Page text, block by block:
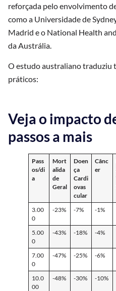
reforçada pelo envolvimento
como a Universidade de
Madrid e o National Health
da Austrália.
O estudo australiano traduziu
práticos:
Veja o impacto
passos a mais
Pass
os/di
a
Mort
alida
de
Geral
Doen
ça
Cardi
ovas
cular
Cânc
er
3.00
0
-23% -7% -1%
5.00
0
-43% -18% -4%
7.00
0
-47% -25% -6%
10.0
00
-48% -30% -10%